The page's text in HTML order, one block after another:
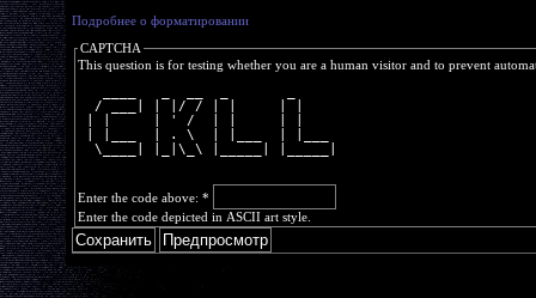
Подробнее о форматировании
CAPTCHA
This question is for testing whether you are a human visitor and to prevent
  / ___| | |/ / | |     | |
| |     | ' /  | |     | |
| |___  | . \  | |___  | |___
  \____| |_|\_\ |_____| |_____|
Enter the code above: *
Enter the code depicted in ASCII art style.